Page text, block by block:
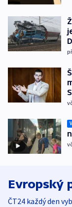
Evropský
ČT24 každý den